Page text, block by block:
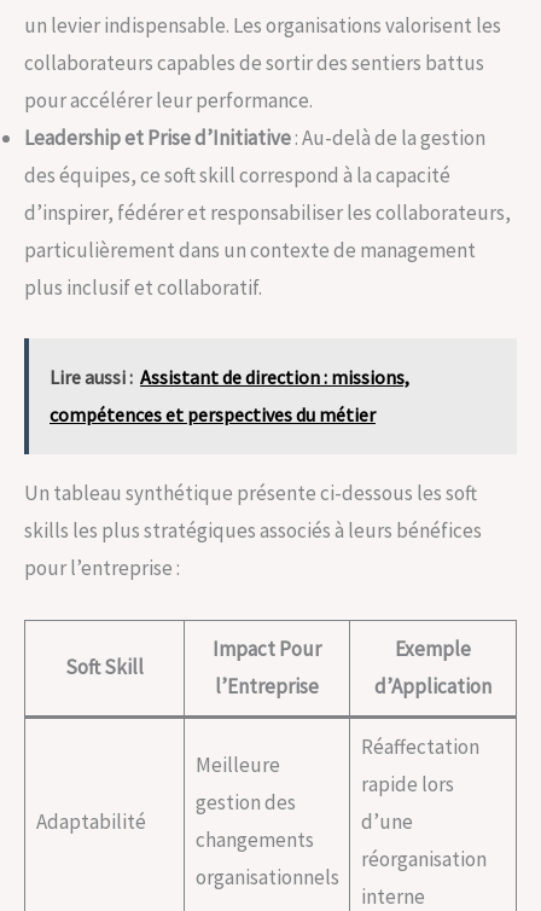
un levier indispensable. Les organisations valorisent les
collaborateurs capables de sortir des sentiers battus
pour accélérer leur performance.
Leadership et Prise d’Initiative: Au-delà de la gestion
des équipes, ce soft skill correspond à la capacité
d’inspirer, fédérer et responsabiliser les collaborateurs,
particulièrement dans un contexte de management
plus inclusif et collaboratif.
Lire aussi : Assistant de direction : missions,
compétences et perspectives du métier
Un tableau synthétique présente ci-dessous les soft
skills les plus stratégiques associés à leurs bénéfices
pour l’entreprise :
Soft Skill
Impact Pour
l’Entreprise
Exemple
d’Application
Adaptabilité
Meilleure
gestion des
changements
organisationnels
Réaffectation
rapide lors
d’une
réorganisation
interne